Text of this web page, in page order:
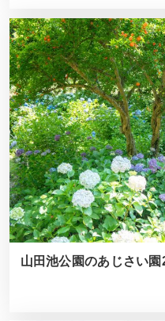
山田池公園のあじさい園